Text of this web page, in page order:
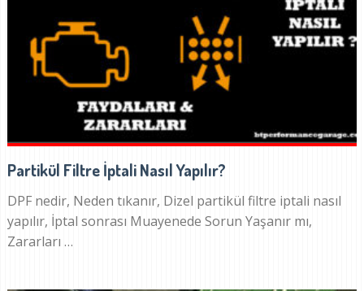
Partikül Filtre İptali Nasıl Yapılır?
DPF nedir, Neden tıkanır, Dizel partikül filtre iptali nasıl
yapılır, İptal sonrası Muayenede Sorun Yaşanır mı,
Zararları …